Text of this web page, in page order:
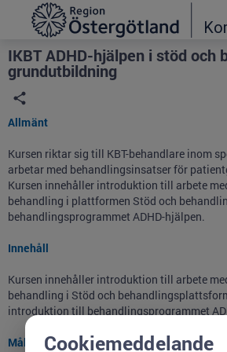
Grade
Portal
IKBT ADHD-hjälpen i stöd och
grundutbildning
Allmänt
Kursen riktar sig till KBT-behandlare inom
arbetar med behandlingsinsatser för
Kursen innehåller introduktion till arbete
behandling i plattformen Stöd och
behandlingsprogrammet ADHD-hjälpen.
Innehåll
Kursen innehåller introduktion till arbete
behandling i Stöd och
introduktion till behandlingsprogrammet
MålgruppCookiemeddelande